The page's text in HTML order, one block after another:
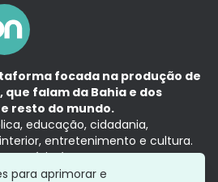
focada na produção de
falam da Bahia e dos
resto do mundo.
educação, cidadania,
entretenimento e cultura.
a notícia é no tempo presente,
Grupo Aratu.
para aprimorar e